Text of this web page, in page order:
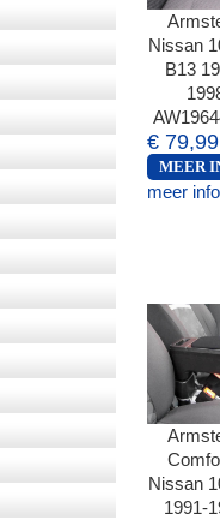
Nissan
B13
€ 79,99
MEER
meer info
Nissan
1991-